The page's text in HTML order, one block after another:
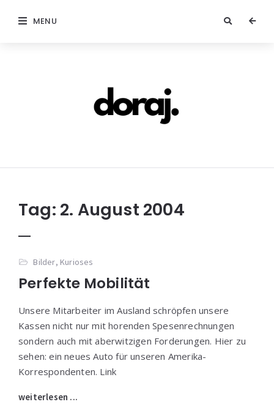
MENU
Tag: 2. August 2004
Bilder, Kurioses
Perfekte Mobilität
Unsere Mitarbeiter im Ausland schröpfen unsere
Kassen nicht nur mit horenden Spesenrechnungen
sondern auch mit aberwitzigen Forderungen. Hier zu
sehen: ein neues Auto für unseren Amerika-
Korrespondenten. Link
weiterlesen ...